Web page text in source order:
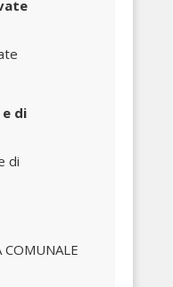
di
di
COMUNALE